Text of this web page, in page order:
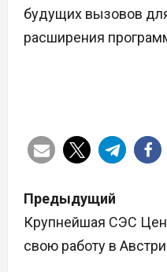
будущих вызовов
расширения
Н
а
в
Предыдущий
Крупнейшая СЭС
свою работу в